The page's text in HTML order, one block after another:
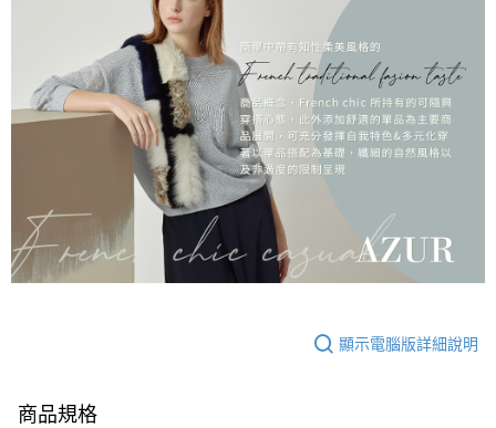
顯示電腦版詳細說明
商品規格